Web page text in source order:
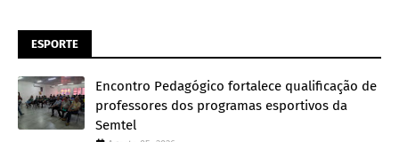
ESPORTE
Encontro Pedagógico fortalece qualificação de
professores dos programas esportivos da
Semtel